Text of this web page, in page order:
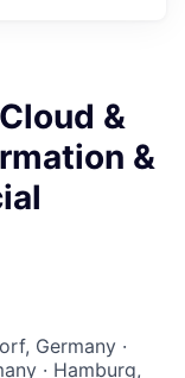
&
&
Germany ·
· Hamburg,